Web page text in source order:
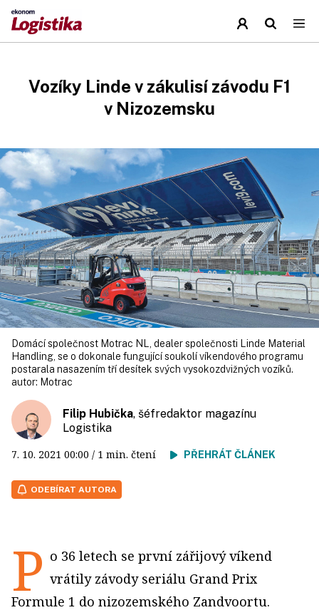
Vozíky Linde v zákulisí závodu F1
v Nizozemsku
Domácí společnost Motrac NL, dealer společnosti Linde Material
Handling, se o dokonale fungující soukolí víkendového programu
postarala nasazením tří desítek svých vysokozdvižných vozíků.
autor: Motrac
Filip Hubička, šéfredaktor magazínu
Logistika
7. 10. 2021 00:00 / 1 min. čtení PŘEHRÁT ČLÁNEK
ODEBÍRAT AUTORA
P o 36 letech se první zářijový víkend
vrátily závody seriálu Grand Prix
Formule 1 do nizozemského Zandvoortu.